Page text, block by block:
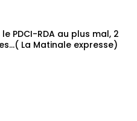
PDCI-RDA au plus mal, 2
La Matinale expresse)